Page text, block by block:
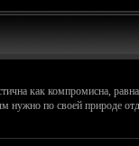
как компромисна,
нужно по своей природе